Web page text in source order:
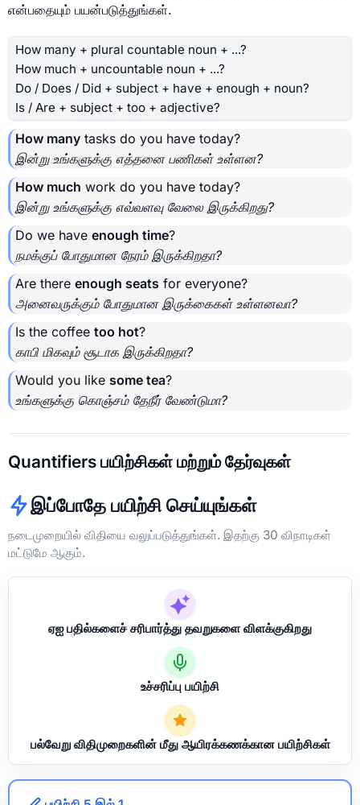
என்பதையும் பயன்படுத்துங்கள்.
How many + plural countable noun + ...?
How much + uncountable noun + ...?
Do / Does / Did + subject + have + enough + noun?
Is / Are + subject + too + adjective?
How many tasks do you have today?
இன்று உங்களுக்கு எத்தனை பணிகள் உள்ளன?
How much work do you have today?
இன்று உங்களுக்கு எவ்வளவு வேலை இருக்கிறது?
Do we have enough time?
நமக்குப் போதுமான நேரம் இருக்கிறதா?
Are there enough seats for everyone?
அனைவருக்கும் போதுமான இருக்கைகள் உள்ளனவா?
Is the coffee too hot?
காபி மிகவும் சூடாக இருக்கிறதா?
Would you like some tea?
உங்களுக்கு கொஞ்சம் தேநீர் வேண்டுமா?
Quantifiers பயிற்சிகள் மற்றும் தேர்வுகள்
இப்போதே பயிற்சி செய்யுங்கள்
நடைமுறையில் விதியை வலுப்படுத்துங்கள். இதற்கு 30 விநாடிகள்
மட்டுமே ஆகும்.
ஏஐ பதில்களைச் சரிபார்த்து தவறுகளை விளக்குகிறது
உச்சரிப்பு பயிற்சி
பல்வேறு விதிமுறைகளின் மீது ஆயிரக்கணக்கான பயிற்சிகள்